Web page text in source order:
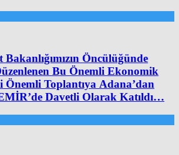
Öncülüğünde
Bu Önemli Ekonomik
Toplantıya Adana’dan
Davetli Olarak Katıldı…